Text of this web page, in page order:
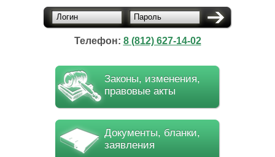
Логин Пароль
Телефон: 8 (812) 627-14-02
Законы, изменения,
правовые акты
Документы, бланки,
заявления